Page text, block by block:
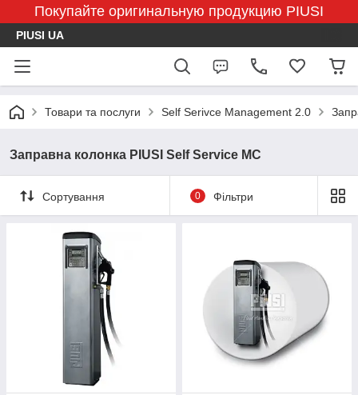
Покупайте оригинальную продукцию PIUSI
PIUSI UA
Товари та послуги Self Serivce Management 2.0
Заправна колонка PIUSI Self Service MC
Сортування 0 Фільтри